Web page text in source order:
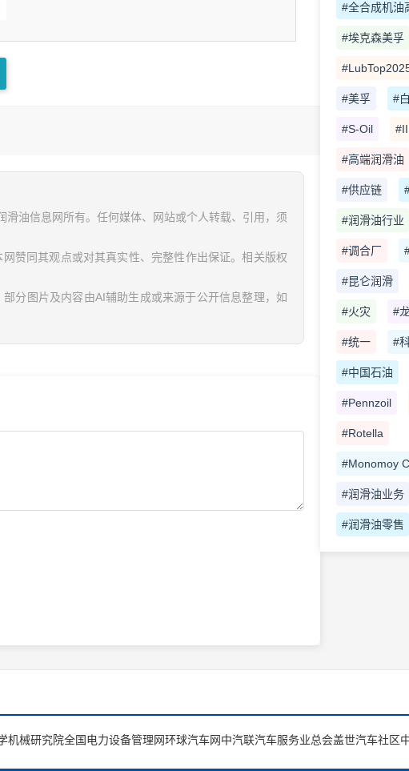
油信息网所有。任何媒体、网站或个人转载、引用，须
赞同其观点或对其真实性、完整性作出保证。相关版权
分图片及内容由AI辅助生成或来源于公开信息整理，如
#全合成机油
#埃克森美孚
#美孚 #
#S-Oil
#高端润滑油
#供应链
#润滑油行业
#调合厂
#昆仑润滑
#火灾 #
#统一 #
#中国石油
#Pennzoil
#Rotella
#Monomoy
#润滑油业务
#润滑油零售
机械研究院全国电力设备管理网环球汽车网中汽联汽车服务业总会盖世汽车社区